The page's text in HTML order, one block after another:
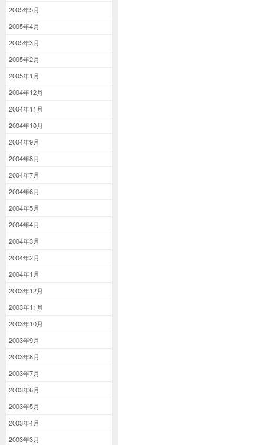
2005年5月
2005年4月
2005年3月
2005年2月
2005年1月
2004年12月
2004年11月
2004年10月
2004年9月
2004年8月
2004年7月
2004年6月
2004年5月
2004年4月
2004年3月
2004年2月
2004年1月
2003年12月
2003年11月
2003年10月
2003年9月
2003年8月
2003年7月
2003年6月
2003年5月
2003年4月
2003年3月